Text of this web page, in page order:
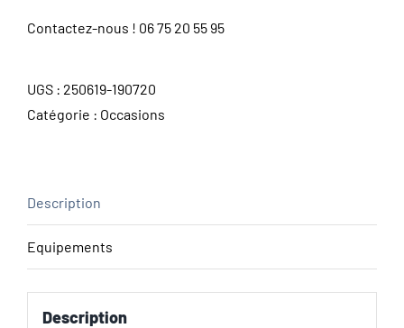
Contactez-nous ! 06 75 20 55 95
UGS : 250619-190720
Catégorie : Occasions
Description
Equipements
Description